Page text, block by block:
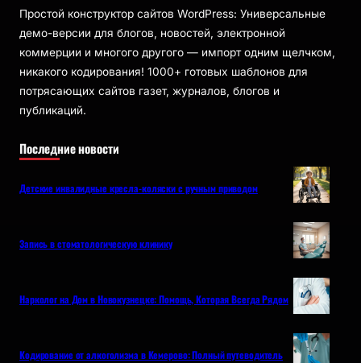
Простой конструктор сайтов WordPress: Универсальные
демо-версии для блогов, новостей, электронной
коммерции и многого другого — импорт одним щелчком,
никакого кодирования! 1000+ готовых шаблонов для
потрясающих сайтов газет, журналов, блогов и
публикаций.
Последние новости
Детские инвалидные кресла-коляски с ручным приводом
Запись в стоматологическую клинику
Нарколог на Дом в Новокузнецке: Помощь, Которая Всегда Рядом
Кодирование от алкоголизма в Кемерово: Полный путеводитель